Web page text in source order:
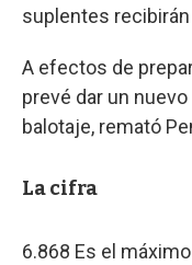
suplentes
A efectos de
prevé dar un
balotaje, remató
La cifra
6.868 Es el